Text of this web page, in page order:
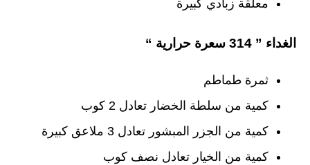
معلقة زبادي كبيرة
الغداء ” 314 سعرة حرارية “
ثمرة طماطم
كمية من سلطة الخضار تعادل 2 كوب
كمية من الجزر المبشور تعادل 3 ملاعق كبيرة
كمية من الخيار تعادل نصف كوب